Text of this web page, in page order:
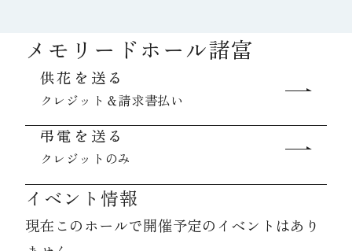
お知らせ
資料請求
お見積もり
お問合わせ
メモリードホール諸富
供花を送る
クレジット＆請求書払い
弔電を送る
クレジットのみ
イベント情報
現在このホールで開催予定のイベントはあり